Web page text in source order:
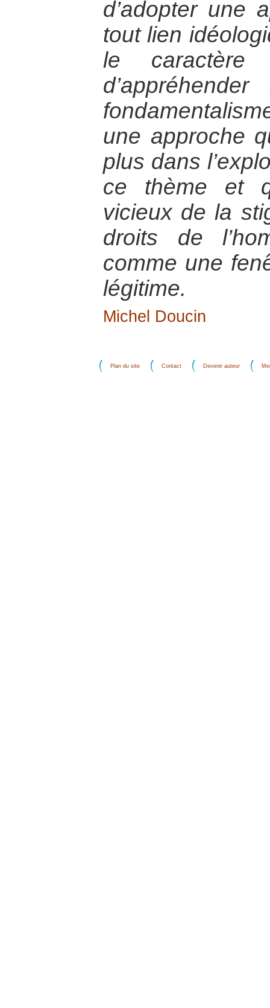
d’adopter une
tout lien
le caractère
une approche
plus dans
ce thème et
vicieux de la
droits de
comme une
légitime.
Michel Doucin
Plan du site Contact Devenir auteur